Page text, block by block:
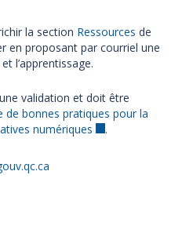
la section Ressources de
en proposant par courriel une
l’apprentissage.
validation et doit être
de bonnes pratiques pour la
numériques
.